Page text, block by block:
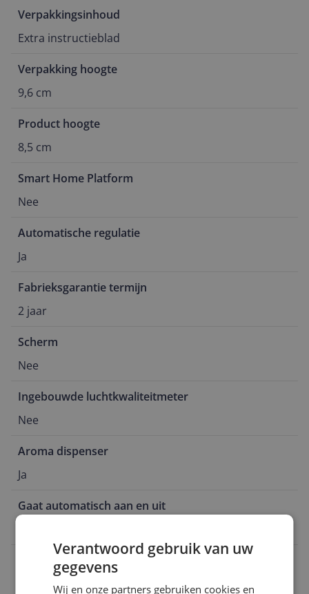
Verpakkingsinhoud
Extra instructieblad
Verpakking hoogte
9,6 cm
Product hoogte
8,5 cm
Smart Home Platform
Nee
Automatische regulatie
Ja
Fabrieksgarantie termijn
2 jaar
Scherm
Nee
Ingebouwde luchtkwaliteitmeter
Nee
Aroma dispenser
Ja
Gaat automatisch aan en uit
Verantwoord gebruik van uw
gegevens
Wij en onze partners gebruiken cookies en